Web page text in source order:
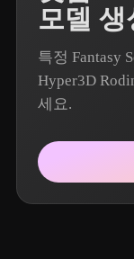
모델 생
특정 Fantasy
Hyper3D
세요.